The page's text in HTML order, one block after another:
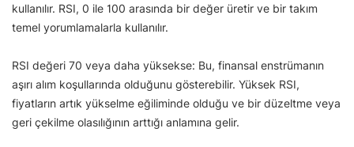
kullanılır. RSI, 0 ile 100 arasında bir değer üretir ve bir takım
temel yorumlamalarla kullanılır.
RSI değeri 70 veya daha yüksekse: Bu, finansal enstrümanın
aşırı alım koşullarında olduğunu gösterebilir. Yüksek RSI,
fiyatların artık yükselme eğiliminde olduğu ve bir düzeltme veya
geri çekilme olasılığının arttığı anlamına gelir.